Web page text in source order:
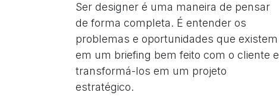
Ser designer é uma maneira de pensar
de forma completa. É entender os
problemas e oportunidades que existem
em um briefing bem feito com o cliente e
transformá-los em um projeto
estratégico.